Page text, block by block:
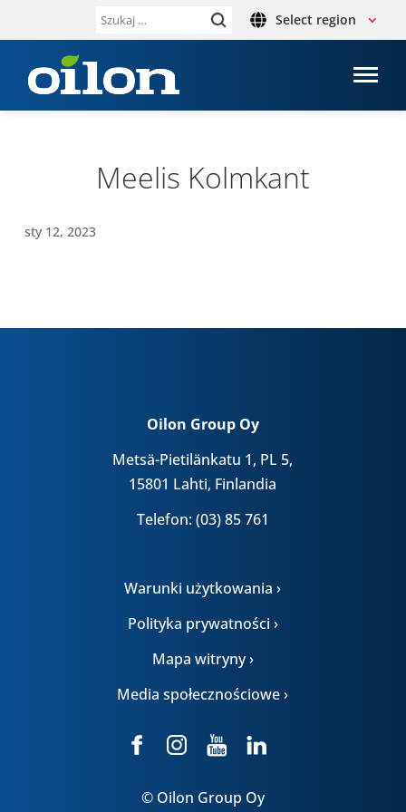
Szukaj: Select region
Meelis Kolm­kant
sty 12, 2023
Oilon Group Oy
Metsä-Pietilänkatu 1, PL 5,
15801 Lahti, Finlandia
Telefon: (03) 85 761
Warunki użytkowania ›
Polityka prywatności ›
Mapa witryny ›
Media społecznościowe ›
© Oilon Group Oy